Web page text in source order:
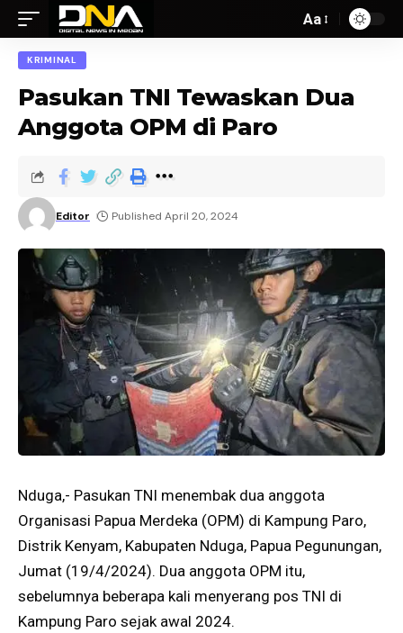
Aa
KRIMINAL
Pasukan TNI Tewaskan Dua
Anggota OPM di Paro
Editor Published April 20, 2024
Nduga,- Pasukan TNI menembak dua anggota
Organisasi Papua Merdeka (OPM) di Kampung Paro,
Distrik Kenyam, Kabupaten Nduga, Papua Pegunungan,
Jumat (19/4/2024). Dua anggota OPM itu,
sebelumnya beberapa kali menyerang pos TNI di
Kampung Paro sejak awal 2024.